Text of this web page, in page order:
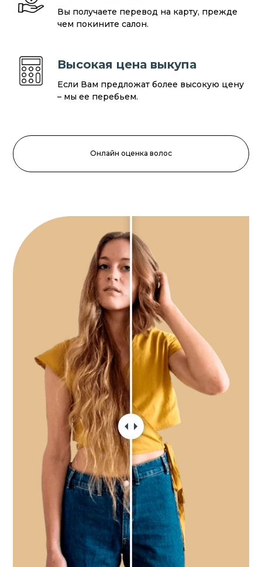
Вы получаете перевод на карту, прежде
чем покините салон.
Высокая цена выкупа
Если Вам предложат более высокую цену
– мы ее перебьем.
Онлайн оценка волос